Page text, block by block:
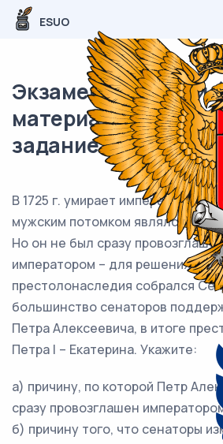
ESUO
Экзаменационный
материал ЕГЭ /
задание / 84
В 1725 г. умирает император
мужским потомком являлся внук
Но он не был сразу
императором – для решения
престолонаследия собрался
большинство сенаторов
Петра Алексеевича, в итоге
Петра I – Екатерина. Укажите:
а) причину, по которой Петр
сразу провозглашен
б) причину того, что сенаторы